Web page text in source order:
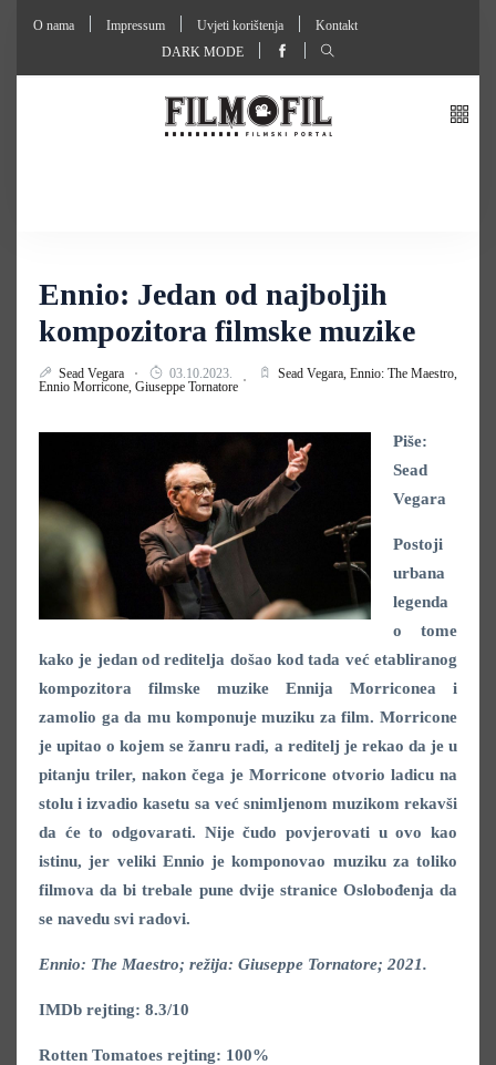
O nama Impressum Uvjeti korištenja
Kontakt
DARK MODE
Ennio: Jedan od najboljih
kompozitora filmske muzike
Sead Vegara 03.10.2023. Sead Vegara, Ennio: The Maestro,
Ennio Morricone, Giuseppe Tornatore
Piše:
Sead
Vegara
Postoji
urbana
legenda
o tome
kako je jedan od reditelja došao kod tada već etabliranog
kompozitora filmske muzike Ennija Morriconea i
zamolio ga da mu komponuje muziku za film. Morricone
je upitao o kojem se žanru radi, a reditelj je rekao da je u
pitanju triler, nakon čega je Morricone otvorio ladicu na
stolu i izvadio kasetu sa već snimljenom muzikom rekavši
da će to odgovarati. Nije čudo povjerovati u ovo kao
istinu, jer veliki Ennio je komponovao muziku za toliko
filmova da bi trebale pune dvije stranice Oslobođenja da
se navedu svi radovi.
Ennio: The Maestro; režija: Giuseppe Tornatore; 2021.
IMDb rejting: 8.3/10
Rotten Tomatoes rejting: 100%